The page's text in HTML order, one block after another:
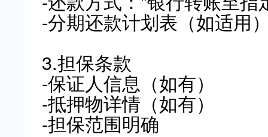
-分期还款计划表（如适用
3.担保条款
-保证人信息（如有）
-抵押物详情（如有）
-担保范围明确